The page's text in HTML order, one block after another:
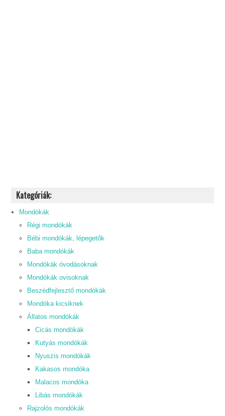
Kategóriák:
Mondókák
Régi mondókák
Bébi mondókák, lépegetők
Baba mondókák
Mondókák óvodásoknak
Mondókák ovisoknak
Beszédfejlesztő mondókák
Mondóka kicsiknek
Állatos mondókák
Cicás mondókák
Kutyás mondókák
Nyuszis mondókák
Kakasos mondóka
Malacos mondóka
Libás mondókák
Rajzolós mondókák